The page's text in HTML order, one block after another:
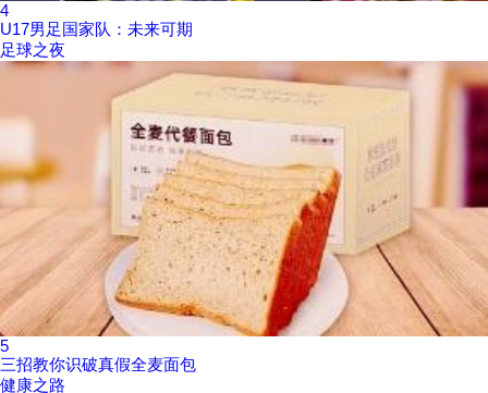
4
U17男足国家队：未来可期
足球之夜
5
三招教你识破真假全麦面包
健康之路